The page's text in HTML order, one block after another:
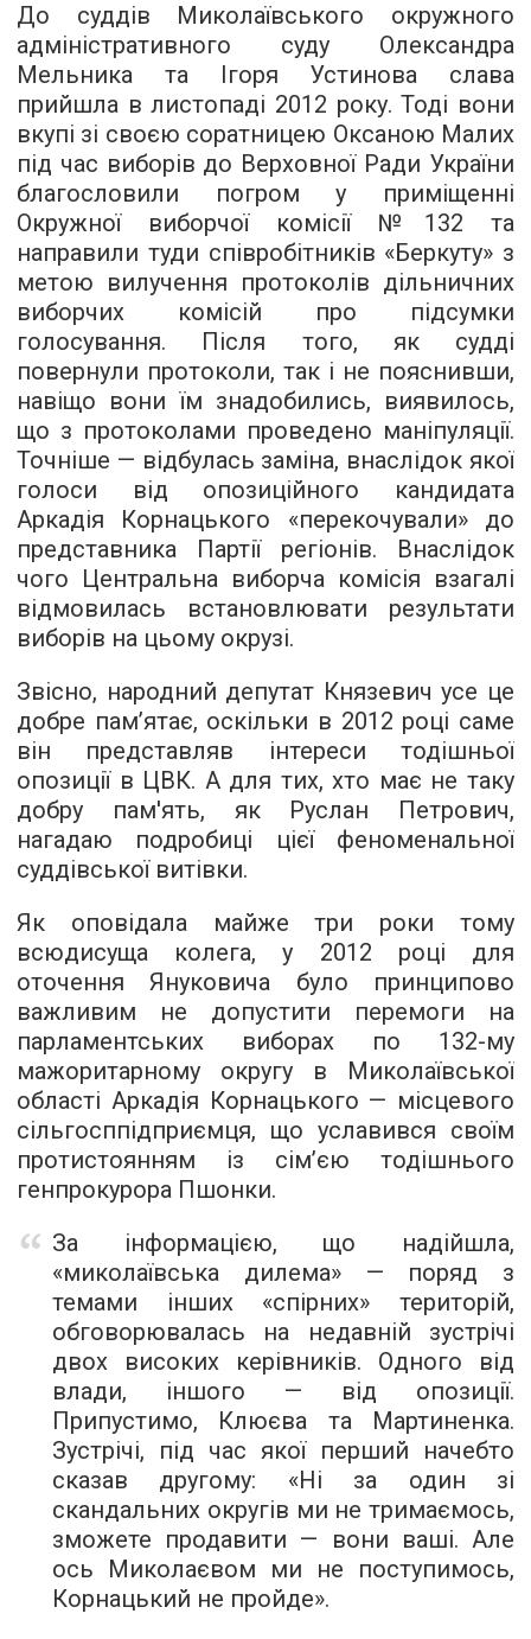
До суддів Миколаївського окружного
адміністративного суду Олександра
Мельника та Ігоря Устинова слава
прийшла в листопаді 2012 року. Тоді вони
вкупі зі своєю соратницею Оксаною Малих
під час виборів до Верховної Ради України
благословили погром у приміщенні
Окружної виборчої комісії №132 та
направили туди співробітників «Беркуту» з
метою вилучення протоколів дільничних
виборчих комісій про підсумки
голосування. Після того, як судді
повернули протоколи, так і не пояснивши,
навіщо вони їм знадобились, виявилось,
що з протоколами проведено маніпуляції.
Точніше — відбулась заміна, внаслідок якої
голоси від опозиційного кандидата
Аркадія Корнацького «перекочували» до
представника Партії регіонів. Внаслідок
чого Центральна виборча комісія взагалі
відмовилась встановлювати результати
виборів на цьому окрузі.
Звісно, народний депутат Князевич усе це
добре пам’ятає, оскільки в 2012 році саме
він представляв інтереси тодішньої
опозиції в ЦВК. А для тих, хто має не таку
добру пам'ять, як Руслан Петрович,
нагадаю подробиці цієї феноменальної
суддівської витівки.
Як оповідала майже три роки тому
всюдисуща колега, у 2012 році для
оточення Януковича було принципово
важливим не допустити перемоги на
парламентських виборах по 132-му
мажоритарному округу в Миколаївської
області Аркадія Корнацького — місцевого
сільгосппідприємця, що уславився своїм
протистоянням із сім’єю тодішнього
генпрокурора Пшонки.
За інформацією, що надійшла,
«миколаївська дилема» — поряд з
темами інших «спірних» територій,
обговорювалась на недавній зустрічі
двох високих керівників. Одного від
влади, іншого — від опозиції.
Припустимо, Клюєва та Мартиненка.
Зустрічі, під час якої перший начебто
сказав другому: «Ні за один зі
скандальних округів ми не тримаємось,
зможете продавити — вони ваші. Але
ось Миколаєвом ми не поступимось,
Корнацький не пройде».